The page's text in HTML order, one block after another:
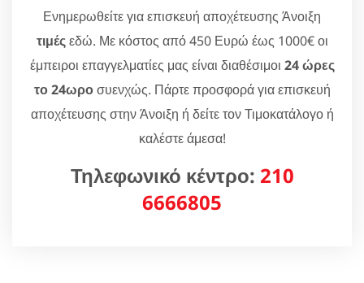
Ενημερωθείτε για επισκευή αποχέτευσης Άνοιξη
τιμέςεδώ. Με κόστος από 450 Ευρώ έως 1000€ οι
έμπειροι επαγγελματίες μας είναι διαθέσιμοι 24 ώρες
το 24ωροσυενχώς. Πάρτε προσφορά για επισκευή
αποχέτευσης στην Άνοιξη ή δείτε τον Τιμοκατάλογο ή
καλέστε άμεσα!
Τηλεφωνικό κέντρο: 210
6666805